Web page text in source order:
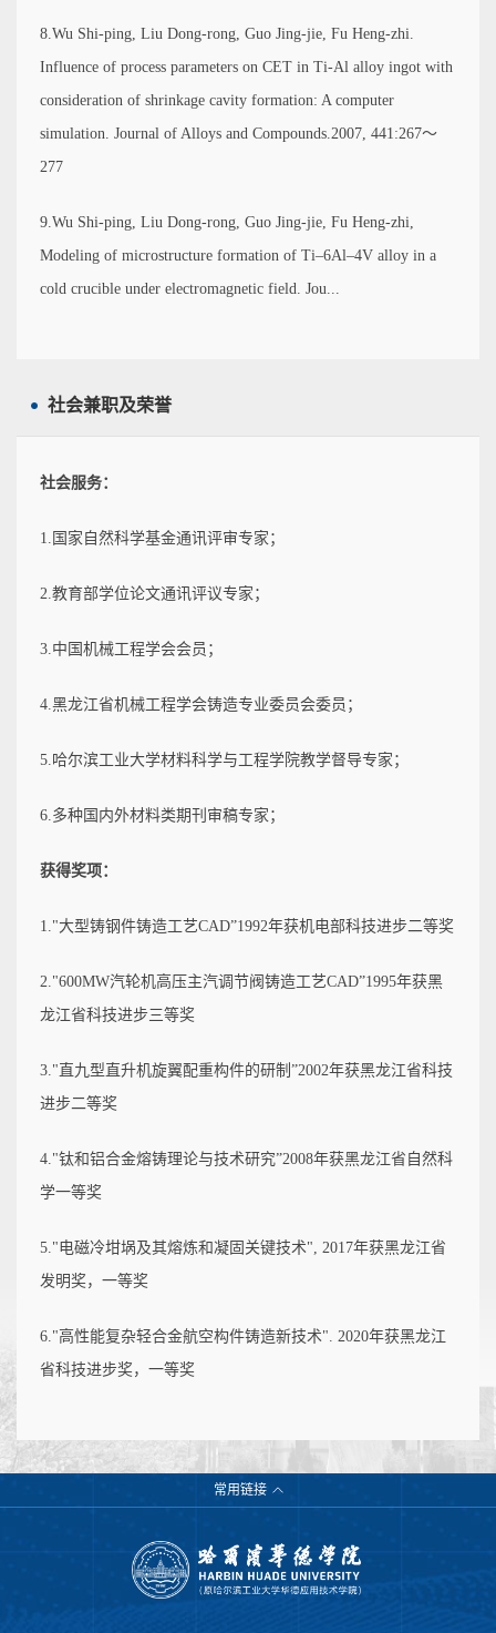
8.Wu Shi-ping, Liu Dong-rong, Guo Jing-jie, Fu Heng-zhi.
Influence of process parameters on CET in Ti-Al alloy ingot with
consideration of shrinkage cavity formation: A computer
simulation. Journal of Alloys and Compounds.2007, 441:267～
277
9.Wu Shi-ping, Liu Dong-rong, Guo Jing-jie, Fu Heng-zhi,
Modeling of microstructure formation of Ti–6Al–4V alloy in a
cold crucible under electromagnetic field. Jou...
社会兼职及荣誉
社会服务：
1.国家自然科学基金通讯评审专家；
2.教育部学位论文通讯评议专家；
3.中国机械工程学会会员；
4.黑龙江省机械工程学会铸造专业委员会委员；
5.哈尔滨工业大学材料科学与工程学院教学督导专家；
6.多种国内外材料类期刊审稿专家；
获得奖项：
1."大型铸钢件铸造工艺CAD”1992年获机电部科技进步二等奖
2."600MW汽轮机高压主汽调节阀铸造工艺CAD”1995年获黑
龙江省科技进步三等奖
3."直九型直升机旋翼配重构件的研制”2002年获黑龙江省科技
进步二等奖
4."钛和铝合金熔铸理论与技术研究”2008年获黑龙江省自然科
学一等奖
5."电磁冷坩埚及其熔炼和凝固关键技术", 2017年获黑龙江省
发明奖，一等奖
6."高性能复杂轻合金航空构件铸造新技术". 2020年获黑龙江
省科技进步奖，一等奖
常用链接